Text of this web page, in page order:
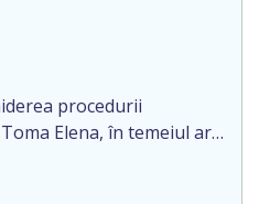
procedurii
Elena, în temeiul art.
care are un interes